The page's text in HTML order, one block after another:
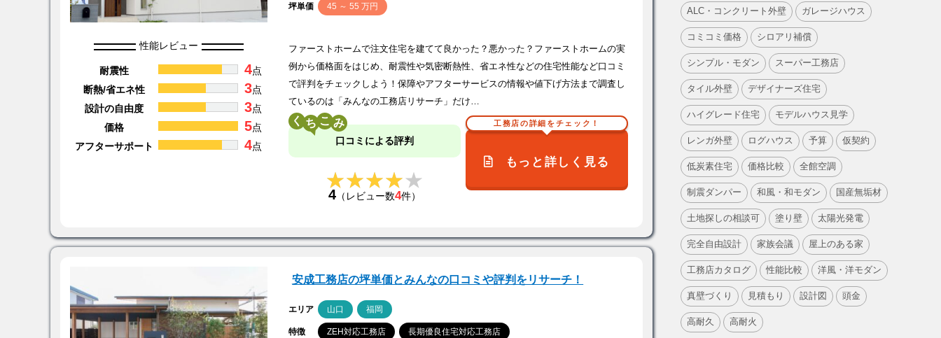
坪単価 45 ～ 55 万円
性能レビュー
耐震性 4点
断熱/省エネ性
3点
設計の自由度
3点
価格
5点
アフターサポート
4点
ファーストホームで注文住宅を建てて良かった？悪かった？ファーストホームの実
例から価格面をはじめ、耐震性や気密断熱性、省エネ性などの住宅性能など口コミ
で評判をチェックしよう！保障やアフターサービスの情報や値下げ方法まで調査し
ているのは「みんなの工務店リサーチ」だけ…
く こ
口コミによる評判
★★★★★
★★★★★
4 （レビュー数4件）
工務店の詳細をチェック！
もっと詳しく見る
安成工務店の坪単価とみんなの口コミや評判をリサーチ！
エリア 山口 福岡
特徴 ZEH対応工務店 長期優良住宅対応工務店
ALC・コンクリート外壁 ガレージハウス
コミコミ価格 シロアリ補償
シンプル・モダン スーパー工務店
タイル外壁 デザイナーズ住宅
ハイグレード住宅 モデルハウス見学
レンガ外壁 ログハウス 予算 仮契約
低炭素住宅 価格比較 全館空調
制震ダンパー 和風・和モダン 国産無垢材
土地探しの相談可 塗り壁 太陽光発電
完全自由設計 家族会議 屋上のある家
工務店カタログ 性能比較 洋風・洋モダン
真壁づくり 見積もり 設計図 頭金
高耐久 高耐火